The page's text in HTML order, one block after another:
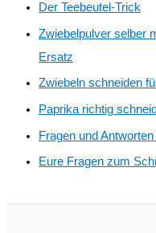
Der Teebeutel-Trick
Zwiebelpulver selber
Ersatz
Zwiebeln schneiden
Paprika richtig
Fragen und
Eure Fragen zum